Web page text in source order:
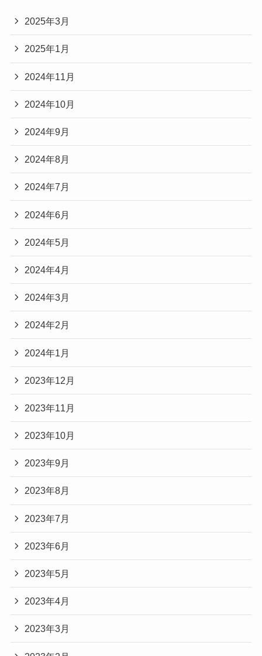
2025年3月
2025年1月
2024年11月
2024年10月
2024年9月
2024年8月
2024年7月
2024年6月
2024年5月
2024年4月
2024年3月
2024年2月
2024年1月
2023年12月
2023年11月
2023年10月
2023年9月
2023年8月
2023年7月
2023年6月
2023年5月
2023年4月
2023年3月